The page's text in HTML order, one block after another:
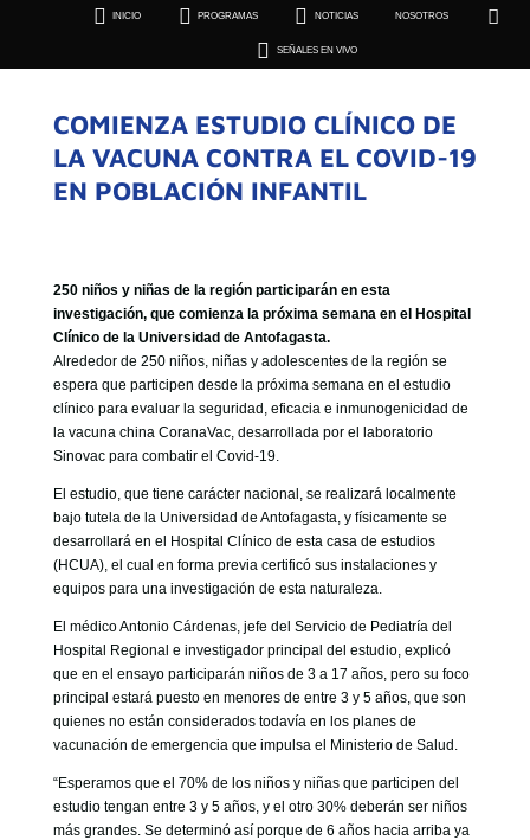
 INICIO  PROGRAMAS  NOTICIAS NOSOTROS 
 SEÑALES EN VIVO
 SEÑALES EN VIVO
COMIENZA ESTUDIO CLÍNICO DE
LA VACUNA CONTRA EL COVID-19
EN POBLACIÓN INFANTIL
250 niños y niñas de la región participarán en esta
investigación, que comienza la próxima semana en el Hospital
Clínico de la Universidad de Antofagasta.
Alrededor de 250 niños, niñas y adolescentes de la región se
espera que participen desde la próxima semana en el estudio
clínico para evaluar la seguridad, eficacia e inmunogenicidad de
la vacuna china CoranaVac, desarrollada por el laboratorio
Sinovac para combatir el Covid-19.
El estudio, que tiene carácter nacional, se realizará localmente
bajo tutela de la Universidad de Antofagasta, y físicamente se
desarrollará en el Hospital Clínico de esta casa de estudios
(HCUA), el cual en forma previa certificó sus instalaciones y
equipos para una investigación de esta naturaleza.
El médico Antonio Cárdenas, jefe del Servicio de Pediatría del
Hospital Regional e investigador principal del estudio, explicó
que en el ensayo participarán niños de 3 a 17 años, pero su foco
principal estará puesto en menores de entre 3 y 5 años, que son
quienes no están considerados todavía en los planes de
vacunación de emergencia que impulsa el Ministerio de Salud.
“Esperamos que el 70% de los niños y niñas que participen del
estudio tengan entre 3 y 5 años, y el otro 30% deberán ser niños
más grandes. Se determinó así porque de 6 años hacia arriba ya